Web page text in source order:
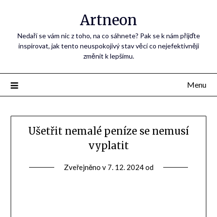
Artneon
Nedaří se vám nic z toho, na co sáhnete? Pak se k nám přijďte
inspirovat, jak tento neuspokojivý stav věcí co nejefektivněji
změnit k lepšímu.
Menu
Ušetřit nemalé peníze se nemusí
vyplatit
Zveřejněno v 7. 12. 2024od